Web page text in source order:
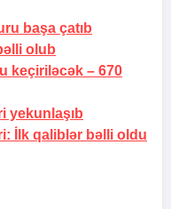
başa çatıb
olub
keçiriləcək – 670
yekunlaşıb
İlk qaliblər bəlli oldu